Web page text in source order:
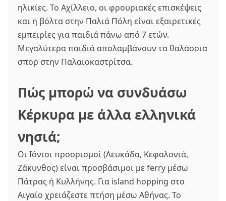
ηλικίες. Το Αχίλλειο, οι φρουριακές επισκέψεις
και η βόλτα στην Παλιά Πόλη είναι εξαιρετικές
εμπειρίες για παιδιά πάνω από 7 ετών.
Μεγαλύτερα παιδιά απολαμβάνουν τα θαλάσσια
σπορ στην Παλαιοκαστρίτσα.
Πώς μπορώ να συνδυάσω
Κέρκυρα με άλλα ελληνικά
νησιά;
Οι Ιόνιοι προορισμοί (Λευκάδα, Κεφαλονιά,
Ζάκυνθος) είναι προσβάσιμοι με ferry μέσω
Πάτρας ή Κυλλήνης. Για island hopping στο
Αιγαίο χρειάζεστε πτήση μέσω Αθήνας. Το